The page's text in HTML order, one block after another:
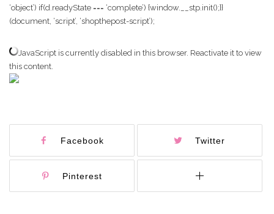
‘object’) if(d.readyState === ‘complete’) {window.__stp.init();}}
(document, ‘script’, ‘shopthepost-script’);
JavaScript is currently disabled in this browser. Reactivate it to view
this content.
Facebook Twitter
Pinterest